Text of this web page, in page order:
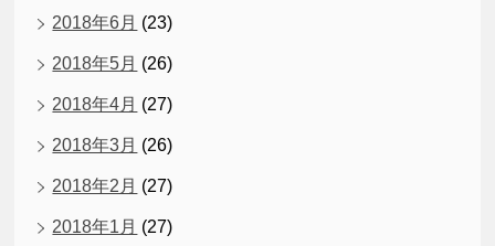
2018年6月 (23)
2018年5月 (26)
2018年4月 (27)
2018年3月 (26)
2018年2月 (27)
2018年1月 (27)